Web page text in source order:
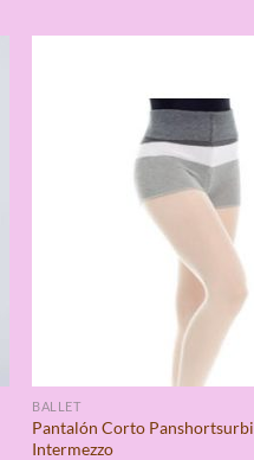
BALLET
Pantalón Corto Panshortsurbi
Intermezzo